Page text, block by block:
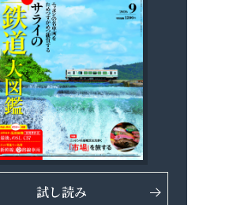
試し読み